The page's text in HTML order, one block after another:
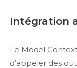
Intégration
Le Model
d’appeler des